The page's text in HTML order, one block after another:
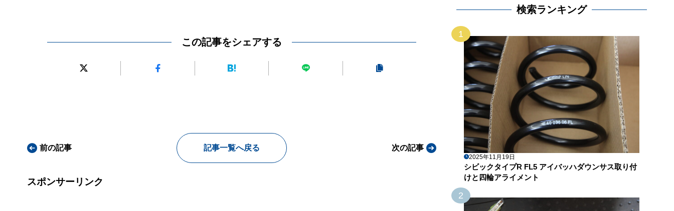
この記事をシェアする
前の記事 記事一覧へ戻る 次の記事
スポンサーリンク
検索ランキング
1
2025年11月19日
シビックタイプR FL5 アイバッハダウンサス取り付
けと四輪アライメント
2